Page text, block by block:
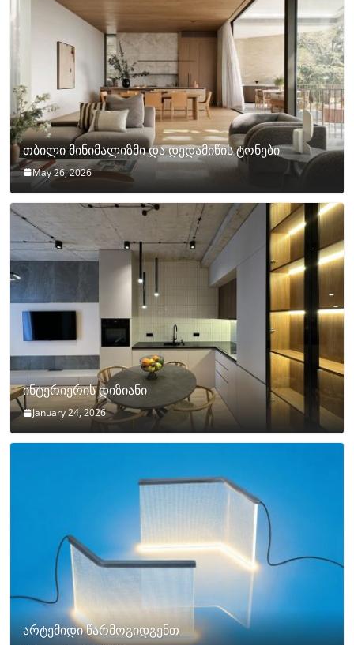
თბილი მინიმალიზმი და დედამიწის ტონები
May 26, 2026
ინტერიერის დიზიანი
January 24, 2026
არტემიდი წარმოგიდგენთ